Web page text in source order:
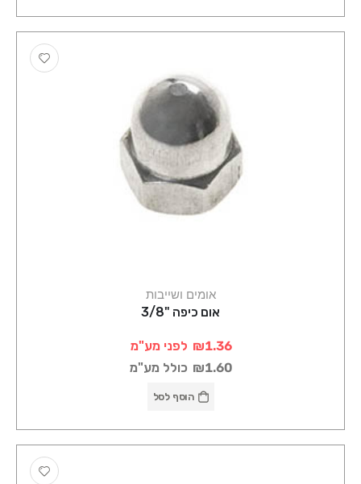
אומים ושייבות
אום כיפה "3/8
₪1.36 לפני מע"מ
₪1.60 כולל מע"מ
הוסף לסל